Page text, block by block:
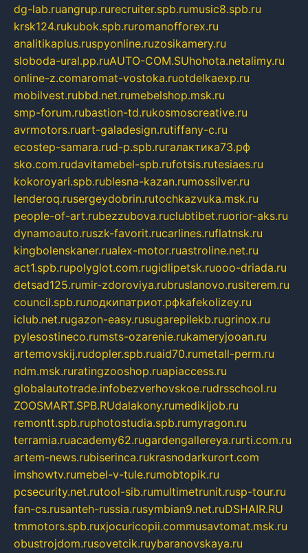
dg-lab.ruangrup.rurecruiter.spb.rumusic8.spb.ru
krsk124.rukubok.spb.ruromanofforex.ru
analitikaplus.ruspyonline.ruzosikamery.ru
sloboda-ural.pp.ruAUTO-COM.SUhohota.netalimy.ru
online-z.comaromat-vostoka.ruotdelkaexp.ru
mobilvest.rubbd.net.rumebelshop.msk.ru
smp-forum.rubastion-td.rukosmoscreative.ru
avrmotors.ruart-galadesign.rutiffany-c.ru
ecostep-samara.rud-p.spb.ruгалактика73.рф
sko.com.rudavitamebel-spb.rufotsis.rutesiaes.ru
kokoroyari.spb.rublesna-kazan.rumossilver.ru
lenderoq.rusergeydobrin.rutochkazvuka.msk.ru
people-of-art.rubezzubova.ruclubtibet.ruorior-aks.ru
dynamoauto.ruszk-favorit.rucarlines.ruflatnsk.ru
kingbolenskaner.rualex-motor.ruastroline.net.ru
act1.spb.rupolyglot.com.rugidlipetsk.ruooo-driada.ru
detsad125.rumir-zdoroviya.rubruslanovo.rusiterem.ru
council.spb.ruлодкипатриот.рфkafekolizey.ru
iclub.net.rugazon-easy.rusugarepilekb.rugrinox.ru
pylesostineco.rumsts-ozarenie.rukameryjooan.ru
artemovskij.rudopler.spb.ruaid70.rumetall-perm.ru
ndm.msk.ruratingzooshop.ruapiaccess.ru
globalautotrade.infobezverhovskoe.rudrsschool.ru
ZOOSMART.SPB.RUdalakony.rumedikijob.ru
remontt.spb.ruphotostudia.spb.rumyragon.ru
terramia.ruacademy62.rugardengallereya.rurti.com.ru
artem-news.rubiserinca.rukrasnodarkurort.com
imshowtv.rumebel-v-tule.rumobtopik.ru
pcsecurity.net.rutool-sib.rumultimetrunit.rusp-tour.ru
fan-cs.rusanteh-russia.rusymbian9.net.ruDSHAIR.RU
tmmotors.spb.ruxjocuricopii.commusavtomat.msk.ru
obustrojdom.rusovetcik.ruybaranovskaya.ru